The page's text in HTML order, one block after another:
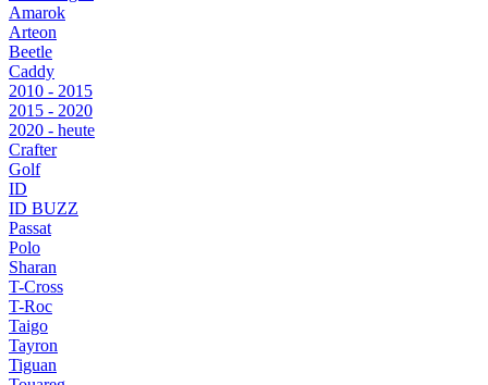
Amarok
Arteon
Beetle
Caddy
2010 - 2015
2015 - 2020
2020 - heute
Crafter
Golf
ID
ID BUZZ
Passat
Polo
Sharan
T-Cross
T-Roc
Taigo
Tayron
Tiguan